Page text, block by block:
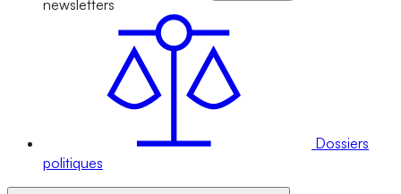
newsletters
Dossiers
politiques